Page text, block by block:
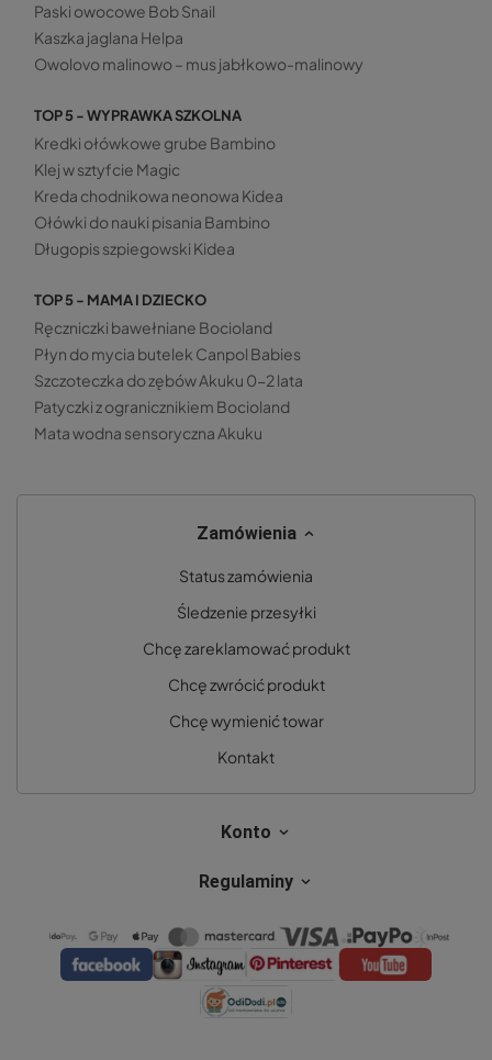
Paski owocowe Bob Snail
Kaszka jaglana Helpa
Owolovo malinowo – mus jabłkowo-malinowy
TOP 5 - WYPRAWKA SZKOLNA
Kredki ołówkowe grube Bambino
Klej w sztyfcie Magic
Kreda chodnikowa neonowa Kidea
Ołówki do nauki pisania Bambino
Długopis szpiegowski Kidea
TOP 5 - MAMA I DZIECKO
Ręczniczki bawełniane Bocioland
Płyn do mycia butelek Canpol Babies
Szczoteczka do zębów Akuku 0-2 lata
Patyczki z ogranicznikiem Bocioland
Mata wodna sensoryczna Akuku
Zamówienia
Status zamówienia
Śledzenie przesyłki
Chcę zareklamować produkt
Chcę zwrócić produkt
Chcę wymienić towar
Kontakt
Konto
Regulaminy